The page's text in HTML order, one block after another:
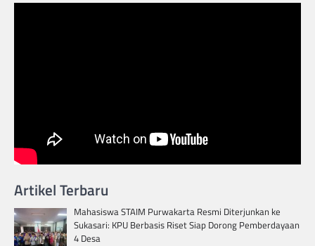
Artikel Terbaru
Mahasiswa STAIM Purwakarta Resmi Diterjunkan ke
Sukasari: KPU Berbasis Riset Siap Dorong Pemberdayaan
4 Desa